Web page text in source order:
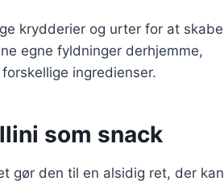
krydderier og urter for at skabe
egne fyldninger derhjemme,
ingredienser.
som snack
gør den til en alsidig ret, der kan